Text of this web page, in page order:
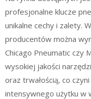
profesjonalne klucze
unikalne cechy i zalety.
producentów można
Chicago Pneumatic czy
wysokiej jakości
oraz trwałością, co
intensywnego użytku w